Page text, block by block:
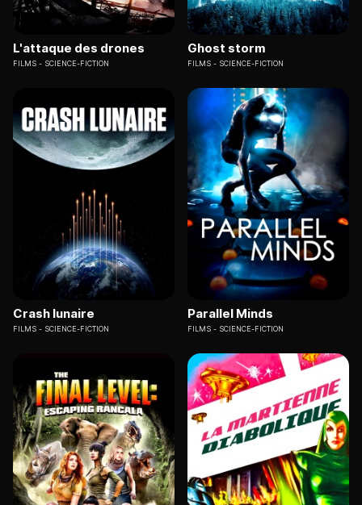
L'attaque des drones
FILMS SCIENCE-FICTION
Ghost storm
FILMS SCIENCE-FICTION
Crash lunaire
FILMS SCIENCE-FICTION
Parallel Minds
FILMS SCIENCE-FICTION